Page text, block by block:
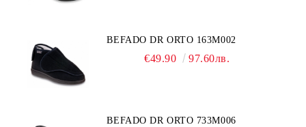
BEFADO DR ORTO 163M002
€49.90 97.60лв.
BEFADO DR ORTO 733M006